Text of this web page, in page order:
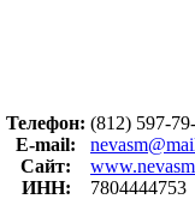
Телефон:
E-mail:
Сайт:
ИНН:
(812) 597-
7804444753